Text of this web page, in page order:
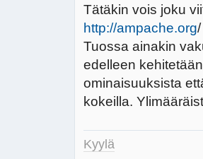
Tätäkin vois joku
http://ampache.org/
Tuossa ainakin
edelleen
ominaisuuksista
kokeilla.
Kyylä